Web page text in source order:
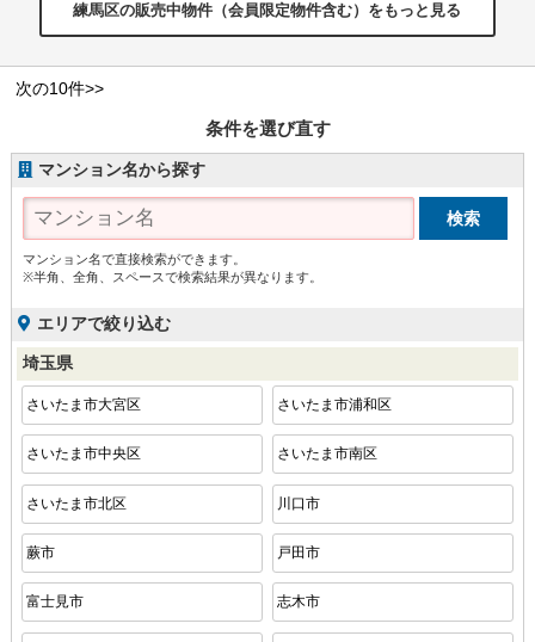
練馬区の販売中物件（会員限定物件含む）をもっと見る
次の10件>>
条件を選び直す
マンション名から探す
マンション名で直接検索ができます。
※半角、全角、スペースで検索結果が異なります。
エリアで絞り込む
埼玉県
さいたま市大宮区 さいたま市浦和区
さいたま市中央区 さいたま市南区
さいたま市北区 川口市
蕨市 戸田市
富士見市 志木市